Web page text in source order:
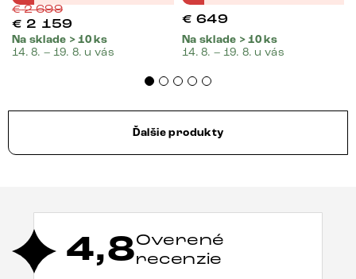
€2 699
€ 2 159
Na sklade > 10 ks
14. 8. – 19. 8. u vás
€ 649
Na sklade > 10 ks
14. 8. – 19. 8. u vás
Ďalšie produkty
4,8Overené
recenzie